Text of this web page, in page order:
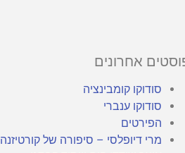
אחרונים
סודוקו קומבינציה
סודוקו ענברי
הפירטים
מרי דיופלסי – סיפורה של קורטיזנה